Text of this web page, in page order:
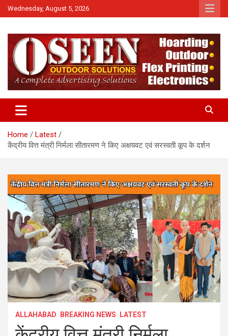
Skip
to
Wednesday, August 5, 2026
QTv India
Home
Latest
केंद्रीय वित्त मंत्री निर्मला सीतारमण ने किए अक्षयवट एवं सरस्वती कूप के दर्शन
ALLAHABAD BREAKING NEWS LATEST